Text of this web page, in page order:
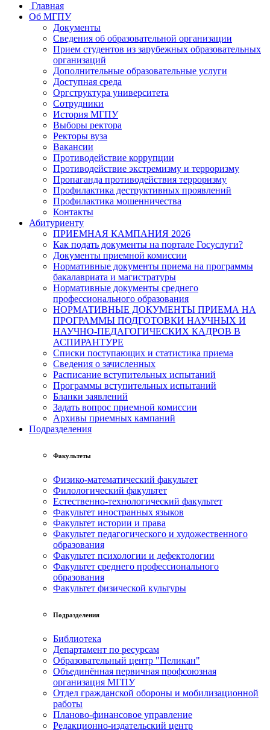
Главная
Об МГПУ
Документы
Сведения об образовательной организации
Прием студентов из зарубежных образовательных
организаций
Дополнительные образовательные услуги
Доступная среда
Оргструктура университета
Сотрудники
История МГПУ
Выборы ректора
Ректоры вуза
Вакансии
Противодействие коррупции
Противодействие экстремизму и терроризму
Пропаганда противодействия терроризму
Профилактика деструктивных проявлений
Профилактика мошенничества
Контакты
Абитуриенту
ПРИЕМНАЯ КАМПАНИЯ 2026
Как подать документы на портале Госуслуги?
Документы приемной комиссии
Нормативные документы приема на программы
бакалавриата и магистратуры
Нормативные документы среднего
профессионального образования
НОРМАТИВНЫЕ ДОКУМЕНТЫ ПРИЕМА НА
ПРОГРАММЫ ПОДГОТОВКИ НАУЧНЫХ И
НАУЧНО-ПЕДАГОГИЧЕСКИХ КАДРОВ В
АСПИРАНТУРЕ
Списки поступающих и статистика приема
Сведения о зачисленных
Расписание вступительных испытаний
Программы вступительных испытаний
Бланки заявлений
Задать вопрос приемной комиссии
Архивы приемных кампаний
Подразделения
Факультеты
Физико-математический факультет
Филологический факультет
Естественно-технологический факультет
Факультет иностранных языков
Факультет истории и права
Факультет педагогического и художественного
образования
Факультет психологии и дефектологии
Факультет среднего профессионального
образования
Факультет физической культуры
Подразделения
Библиотека
Департамент по ресурсам
Образовательный центр "Пеликан"
Объединённая первичная профсоюзная
организация МГПУ
Отдел гражданской обороны и мобилизационной
работы
Планово-финансовое управление
Редакционно-издательский центр